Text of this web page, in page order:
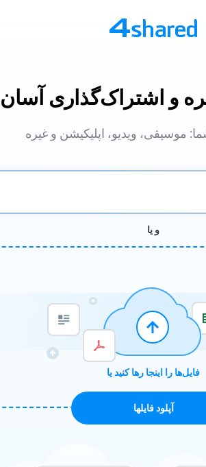
و اشتراک‌گذاری آسان
موسیقی، ویدیو، اپلیکیشن و غیره
و یا
فایل‌ها را اینجا رها کنید یا
آپلود فايلها